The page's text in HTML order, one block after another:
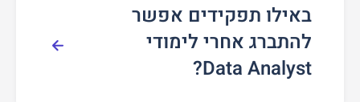
באילו תפקידים אפשר
להתברג אחרי לימודי
Data Analyst?